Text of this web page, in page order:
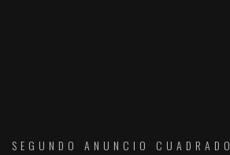
SEGUNDO ANUNCIO CUADRADO